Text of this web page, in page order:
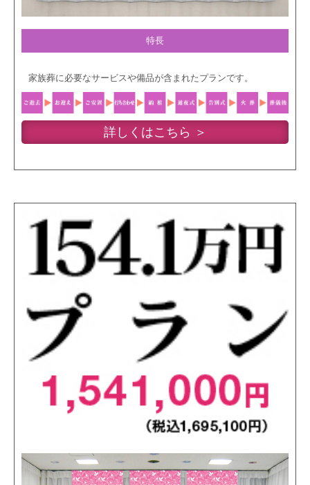
特長
家族葬に必要なサービスや備品が含まれたプランです。
詳しくはこちら ＞